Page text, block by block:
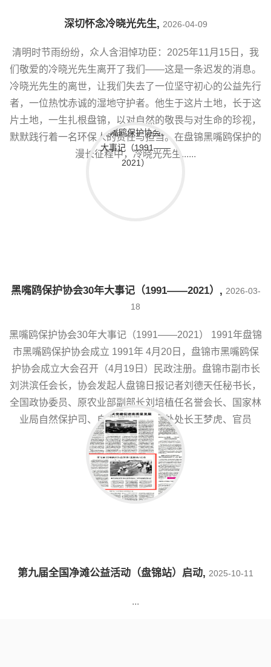
深切怀念冷晓光先生, 2026-04-09
清明时节雨纷纷，众人含泪悼功臣：2025年11月15日，我
们敬爱的冷晓光先生离开了我们——这是一条迟发的消息。
冷晓光先生的离世，让我们失去了一位坚守初心的公益先行
者，一位热忱赤诚的湿地守护者。他生于这片土地，长于这
片土地，一生扎根盘锦，以对自然的敬畏与对生命的珍视，
默默践行着一名环保人的责任与担当。在盘锦黑嘴鸥保护的
漫长征程中，冷晓光先生......
黑嘴鸥保护协会30年大事记（1991——2021） , 2026-03-
18
黑嘴鸥保护协会30年大事记（1991——2021） 1991年盘锦
市黑嘴鸥保护协会成立 1991年 4月20日，盘锦市黑嘴鸥保
护协会成立大会召开（4月19日）民政注册。盘锦市副市长
刘洪滨任会长，协会发起人盘锦日报记者刘德天任秘书长，
全国政协委员、原农业部副部长刘培植任名誉会长、国家林
业局自然保护司、自然保护区管理处处长王梦虎、官员
孟......
第九届全国净滩公益活动（盘锦站）启动, 2025-10-11
...